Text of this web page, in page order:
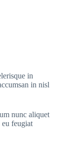
in
in nisl
nunc aliquet
feugiat